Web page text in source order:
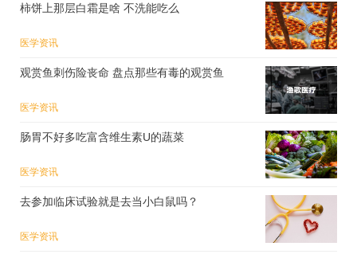
柿饼上那层白霜是啥 不洗能吃么
医学资讯
观赏鱼刺伤险丧命 盘点那些有毒的观赏鱼
医学资讯
肠胃不好多吃富含维生素U的蔬菜
医学资讯
去参加临床试验就是去当小白鼠吗？
医学资讯